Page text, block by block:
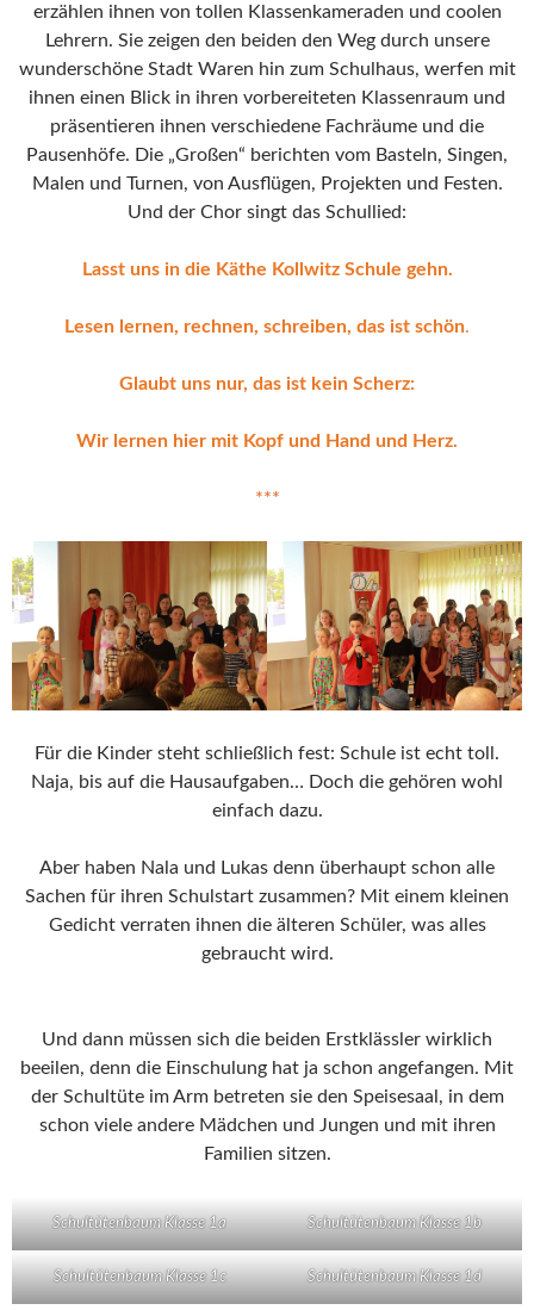
erzählen ihnen von tollen Klassenkameraden und coolen
Lehrern. Sie zeigen den beiden den Weg durch unsere
wunderschöne Stadt Waren hin zum Schulhaus, werfen mit
ihnen einen Blick in ihren vorbereiteten Klassenraum und
präsentieren ihnen verschiedene Fachräume und die
Pausenhöfe. Die „Großen“ berichten vom Basteln, Singen,
Malen und Turnen, von Ausflügen, Projekten und Festen.
Und der Chor singt das Schullied:
Lasst uns in die Käthe Kollwitz Schule gehn.
Lesen lernen, rechnen, schreiben, das ist schön.
Glaubt uns nur, das ist kein Scherz:
Wir lernen hier mit Kopf und Hand und Herz.
***
Für die Kinder steht schließlich fest: Schule ist echt toll.
Naja, bis auf die Hausaufgaben… Doch die gehören wohl
einfach dazu.
Aber haben Nala und Lukas denn überhaupt schon alle
Sachen für ihren Schulstart zusammen? Mit einem kleinen
Gedicht verraten ihnen die älteren Schüler, was alles
gebraucht wird.
Und dann müssen sich die beiden Erstklässler wirklich
beeilen, denn die Einschulung hat ja schon angefangen. Mit
der Schultüte im Arm betreten sie den Speisesaal, in dem
schon viele andere Mädchen und Jungen und mit ihren
Familien sitzen.
Schultütenbaum Klasse 1a Schultütenbaum Klasse 1b
Schultütenbaum Klasse 1c Schultütenbaum Klasse 1d